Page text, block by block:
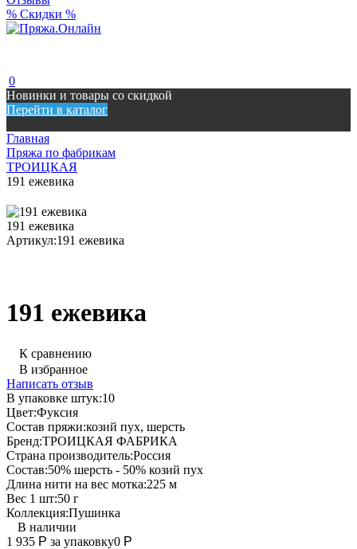
% Скидки %
0
Новинки и товары со скидкой
Перейти в каталог
Главная
Пряжа по фабрикам
ТРОИЦКАЯ
191 ежевика
191 ежевика
Артикул:191 ежевика
191 ежевика
К сравнению
В избранное
Написать отзыв
В упаковке штук:10
Цвет:Фуксия
Состав пряжи:козий пух, шерсть
Бренд:ТРОИЦКАЯ ФАБРИКА
Страна производитель:Россия
Состав:50% шерсть - 50% козий пух
Длина нити на вес мотка:225 м
Вес 1 шт:50 г
Коллекция:Пушинка
В наличии
1 935 Р за упаковку0 Р